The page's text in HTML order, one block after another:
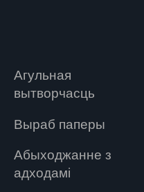
Агульная
вытворчасць
Выраб паперы
Абыходжанне з
адходамі